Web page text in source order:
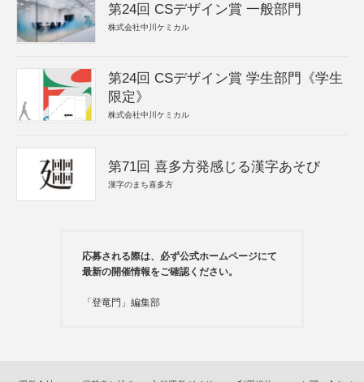
第24回 CSデザイン賞 一般部門
株式会社中川ケミカル
第24回 CSデザイン賞 学生部門《学生
限定》
株式会社中川ケミカル
第71回 喜多方発感じる漢字あそび
漢字のまち喜多方
応募される際は、必ず公式ホームページにて
最新の開催情報をご確認ください。
「登竜門」編集部